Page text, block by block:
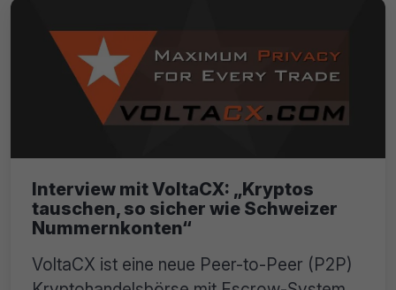
Interview mit VoltaCX: „Kryptos
tauschen, so sicher wie Schweizer
Nummernkonten“
VoltaCX ist eine neue Peer-to-Peer (P2P)